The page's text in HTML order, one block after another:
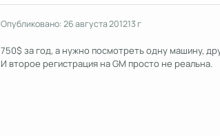
Опубликовано:26 августа 201213 г
750$ за год, а нужно посмотреть одну машину,
И второе регистрация на GM просто не реальна.